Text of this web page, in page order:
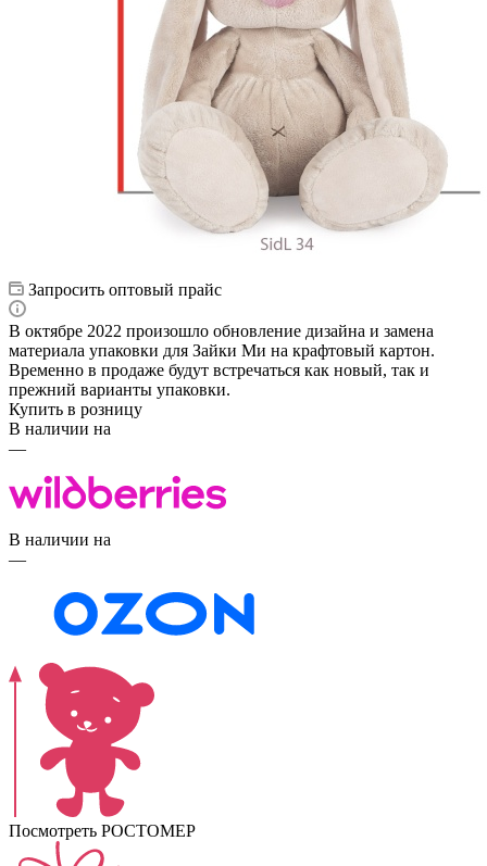
Запросить оптовый прайс
В октябре 2022 произошло обновление дизайна и замена
материала упаковки для Зайки Ми на крафтовый картон.
Временно в продаже будут встречаться как новый, так и
прежний варианты упаковки.
Купить в розницу
В наличии на
—
В наличии на
—
Посмотреть РОСТОМЕР